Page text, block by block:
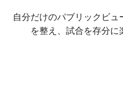
自分だけのパブリックビ
を整え、試合を存分に